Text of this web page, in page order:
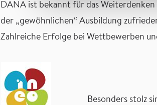
DANA ist bekannt für das
der „gewöhnlichen“ Ausbildung
Zahlreiche Erfolge bei Wettbewerben
Besonders stolz